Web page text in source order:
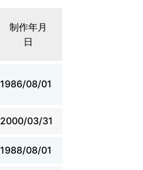
制作年月
日
1986/08/01
2000/03/31
1988/08/01